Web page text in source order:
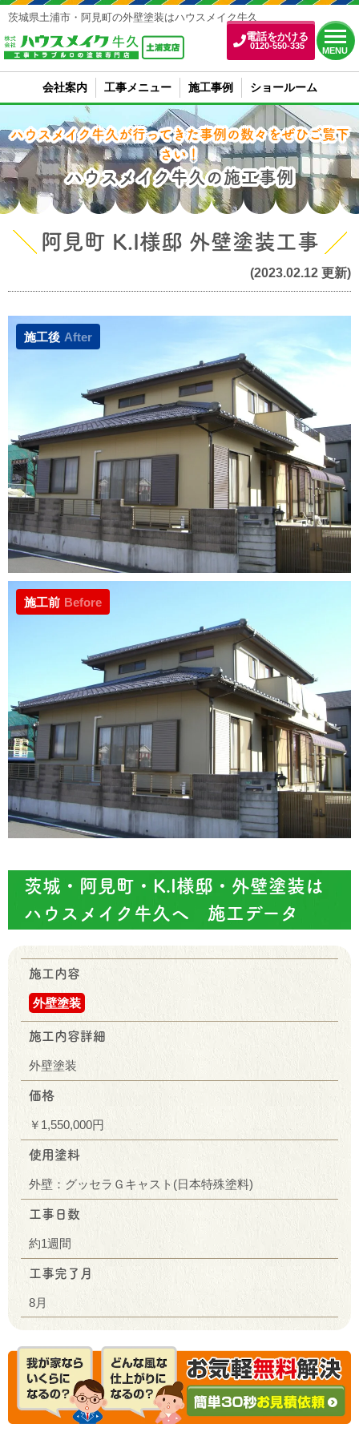
電話をかける
0120-550-335
MENU
茨城県土浦市・阿見町の外壁塗装はハウスメイク牛久
会社案内 工事メニュー 施工事例 ショールーム
ハウスメイク牛久が行ってきた事例の数々をぜひご覧下
さい！
ハウスメイク牛久の施工事例
阿見町 K.I様邸 外壁塗装工事
(2023.02.12 更新)
施工後 After
施工前 Before
茨城・阿見町・K.I様邸・外壁塗装は
ハウスメイク牛久へ 施工データ
施工内容
外壁塗装
施工内容詳細
外壁塗装
価格
￥1,550,000円
使用塗料
外壁：グッセラＧキャスト(日本特殊塗料)
工事日数
約1週間
工事完了月
8月